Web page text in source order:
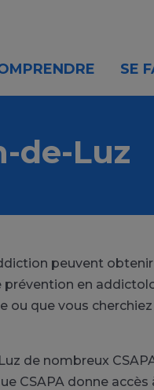
SE
de-Luz
peuvent
en
ou que vous
de nombreux
CSAPA donne